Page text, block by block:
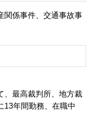
関係事件、交通事故事
、最高裁判所、地方裁
13年間勤務、在職中